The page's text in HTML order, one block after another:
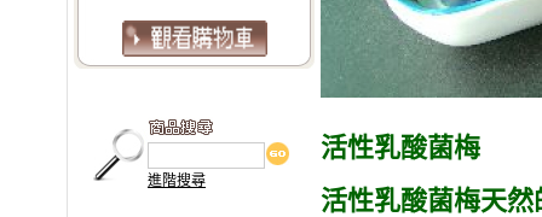
進階搜尋
活性乳酸菌梅
活性乳酸菌梅